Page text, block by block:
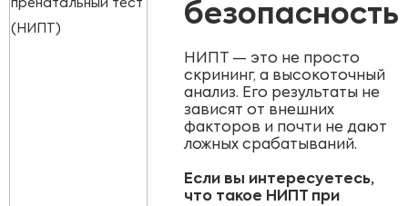
безопасность
НИПТ — это не просто
скрининг, а высокоточный
анализ. Его результаты не
зависят от внешних
факторов и почти не дают
ложных срабатываний.
Если вы интересуетесь,
что такое НИПТ при